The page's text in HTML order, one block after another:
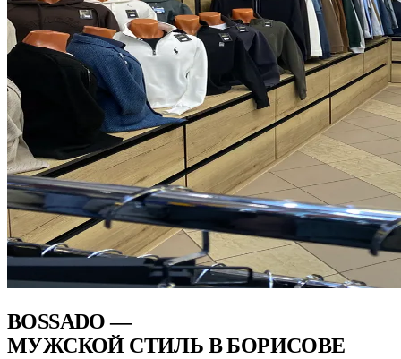
BOSSADO —
МУЖСКОЙ СТИЛЬ В БОРИСОВЕ